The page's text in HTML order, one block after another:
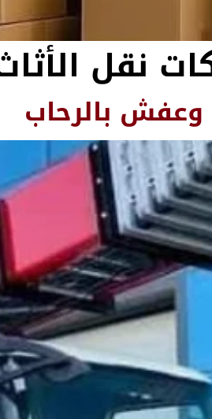
نقل
بالرحاب